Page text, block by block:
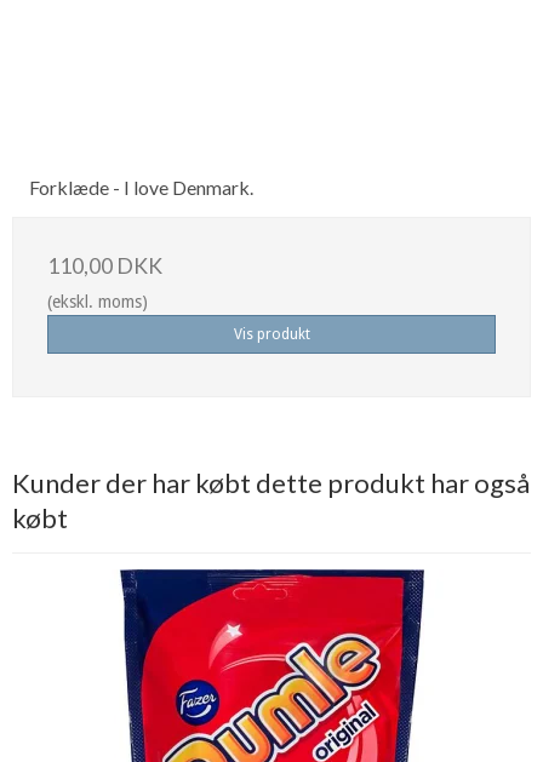
Forklæde - I love Denmark.
110,00 DKK
(ekskl. moms)
Vis produkt
Kunder der har købt dette produkt har også
købt